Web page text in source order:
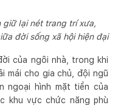
giữ lại nét trang trí xưa,
đời sống xã hội hiện đại
của ngôi nhà, trong khi
mái cho gia chủ, đội ngũ
ngoại hình mặt tiền của
khu vực chức năng phù